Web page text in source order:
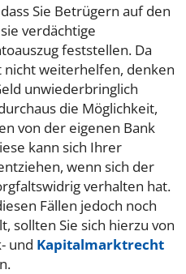
Sie Betrügern auf den
verdächtige
feststellen. Da
nicht weiterhelfen, denken
unwiederbringlich
die Möglichkeit,
von der eigenen Bank
kann sich Ihrer
wenn sich der
verhalten hat.
Fällen jedoch noch
sollten Sie sich hierzu von
und Kapitalmarktrecht